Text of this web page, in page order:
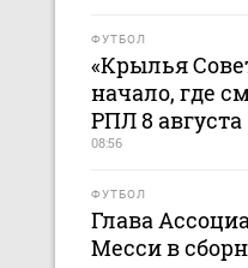
ФУТБОЛ
«Крылья
начало, где
РПЛ 8 августа
08:56
ФУТБОЛ
Глава
Месси в